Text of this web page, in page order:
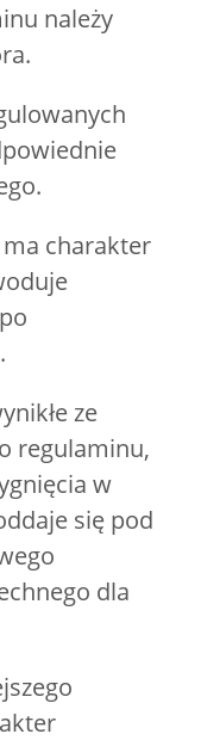
należy
charakter
ze
regulaminu,
w
się pod
dla